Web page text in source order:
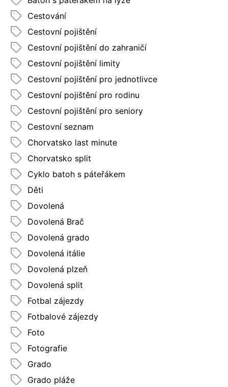
Cestování
Cestovní pojištění
Cestovní pojištění do zahraničí
Cestovní pojištění limity
Cestovní pojištění pro jednotlivce
Cestovní pojištění pro rodinu
Cestovní pojištění pro seniory
Cestovní seznam
Chorvatsko last minute
Chorvatsko split
Cyklo batoh s páteřákem
Děti
Dovolená
Dovolená Brač
Dovolená grado
Dovolená itálie
Dovolená plzeň
Dovolená split
Fotbal zájezdy
Fotbalové zájezdy
Foto
Fotografie
Grado
Grado pláže